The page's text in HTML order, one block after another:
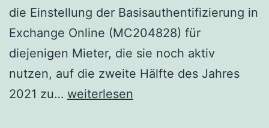
die Einstellung der Basisauthentifizierung in
Exchange Online (MC204828) für
diejenigen Mieter, die sie noch aktiv
nutzen, auf die zweite Hälfte des Jahres
2021 zu… Standardauthentifizierung
weiterlesen